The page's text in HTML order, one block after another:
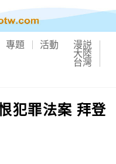
專題 活動 漫説
大陸
台灣
犯罪法案 拜登